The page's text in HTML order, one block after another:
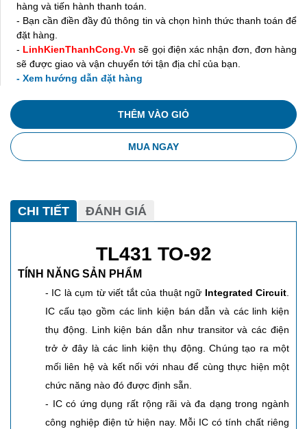
hàng và tiến hành thanh toán.
- Bạn cần điền đầy đủ thông tin và chọn hình thức thanh toán để
đặt hàng.
- LinhKienThanhCong.Vn sẽ gọi điện xác nhận đơn, đơn hàng
sẽ được giao và vận chuyển tới tận địa chỉ của bạn.
- Xem hướng dẫn đặt hàng
THÊM VÀO GIỎ
MUA NGAY
CHI TIẾT ĐÁNH GIÁ
TL431 TO-92
TÍNH NĂNG SẢN PHẨM
- IC là cụm từ viết tắt của thuật ngữ Integrated Circuit.
IC cấu tạo gồm các linh kiện bán dẫn và các linh kiện
thụ động. Linh kiện bán dẫn như transitor và các điện
trở ở đây là các linh kiện thụ động. Chúng tạo ra một
mối liên hệ và kết nối với nhau để cùng thực hiện một
chức năng nào đó được định sẵn.
- IC có ứng dụng rất rộng rãi và đa dạng trong ngành
công nghiệp điện tử hiện nay. Mỗi IC có tính chất riêng